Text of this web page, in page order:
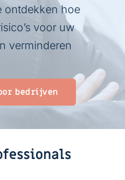
ontdekken hoe
voor uw
verminderen
bedrijven